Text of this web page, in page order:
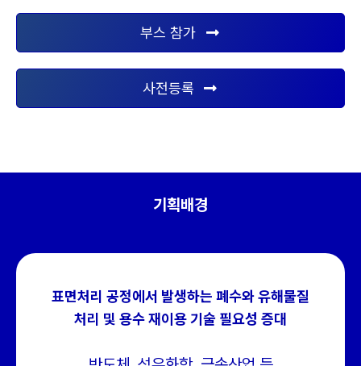
부스 참가
사전등록
기획배경
표면처리 공정에서 발생하는 폐수와 유해물질
처리 및 용수 재이용 기술 필요성 증대